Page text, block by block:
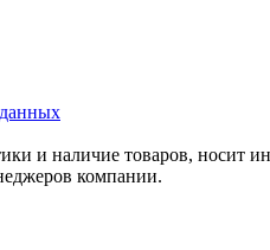
и наличие товаров,
компании.